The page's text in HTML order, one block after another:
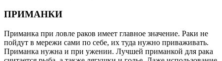
ПРИМАНКИ
Приманка при ловле раков имеет главное значение. Раки не
пойдут в мережи сами по себе, их туда нужно приваживать.
Приманка нужна и при ужении. Лучшей приманкой для рака